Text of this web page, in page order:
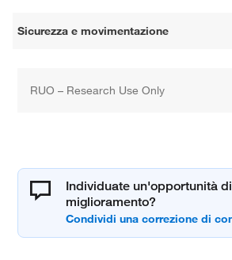
Sicurezza e movimentazione
RUO – Research Use Only
Individuate un'opportunità di
miglioramento?